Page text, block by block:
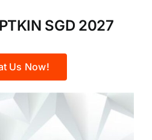
SGD 2027
Us Now!